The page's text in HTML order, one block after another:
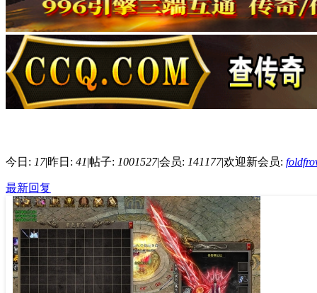
今日: 17|昨日: 41|帖子: 1001527|会员: 141177|欢迎新会员:
最新回复